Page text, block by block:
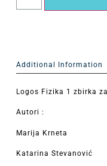
Additional Information
Logos Fizika 1 zbirka
Autori :
Marija Krneta
Katarina Stevanović